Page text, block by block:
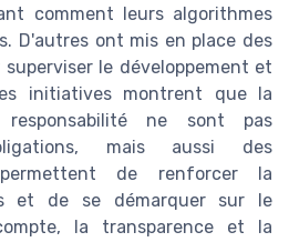
comment leurs algorithmes
D'autres ont mis en place des
le développement et
initiatives montrent que la
ne sont pas
mais aussi des
de renforcer la
et de se démarquer sur le
la transparence et la